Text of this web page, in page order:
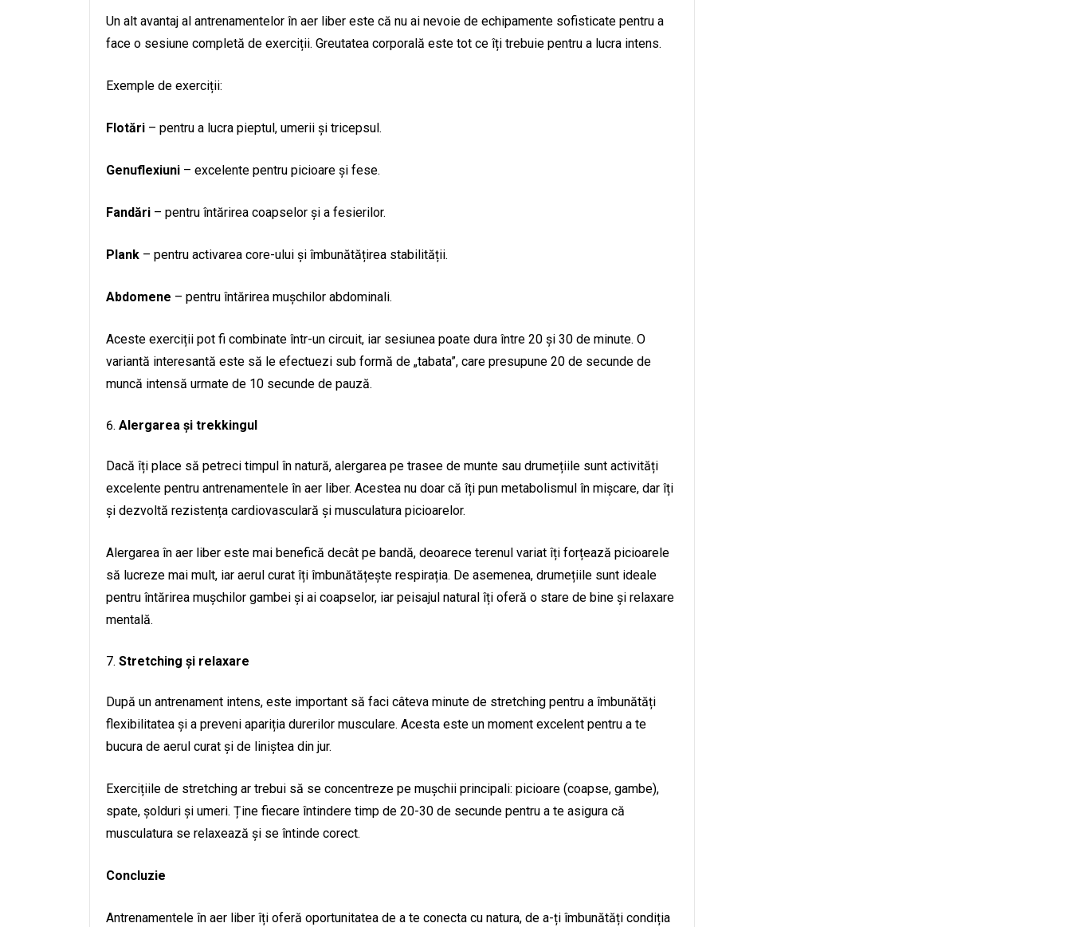
Un alt avantaj al antrenamentelor în aer liber este că nu ai nevoie de echipamente sofisticate pentru a
face o sesiune completă de exerciții. Greutatea corporală este tot ce îți trebuie pentru a lucra intens.
Exemple de exerciții:
Flotări – pentru a lucra pieptul, umerii și tricepsul.
Genuflexiuni – excelente pentru picioare și fese.
Fandări – pentru întărirea coapselor și a fesierilor.
Plank – pentru activarea core-ului și îmbunătățirea stabilității.
Abdomene – pentru întărirea mușchilor abdominali.
Aceste exerciții pot fi combinate într-un circuit, iar sesiunea poate dura între 20 și 30 de minute. O
variantă interesantă este să le efectuezi sub formă de „tabata”, care presupune 20 de secunde de
muncă intensă urmate de 10 secunde de pauză.
Alergarea și trekkingul
Dacă îți place să petreci timpul în natură, alergarea pe trasee de munte sau drumețiile sunt activități
excelente pentru antrenamentele în aer liber. Acestea nu doar că îți pun metabolismul în mișcare, dar îți
și dezvoltă rezistența cardiovasculară și musculatura picioarelor.
Alergarea în aer liber este mai benefică decât pe bandă, deoarece terenul variat îți forțează picioarele
să lucreze mai mult, iar aerul curat îți îmbunătățește respirația. De asemenea, drumețiile sunt ideale
pentru întărirea mușchilor gambei și ai coapselor, iar peisajul natural îți oferă o stare de bine și relaxare
mentală.
Stretching și relaxare
După un antrenament intens, este important să faci câteva minute de stretching pentru a îmbunătăți
flexibilitatea și a preveni apariția durerilor musculare. Acesta este un moment excelent pentru a te
bucura de aerul curat și de liniștea din jur.
Exercițiile de stretching ar trebui să se concentreze pe mușchii principali: picioare (coapse, gambe),
spate, șolduri și umeri. Ține fiecare întindere timp de 20-30 de secunde pentru a te asigura că
musculatura se relaxează și se întinde corect.
Concluzie
Antrenamentele în aer liber îți oferă oportunitatea de a te conecta cu natura, de a-ți îmbunătăți condiția